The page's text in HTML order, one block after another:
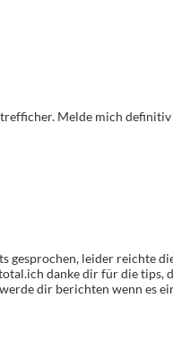
Melde mich
gesprochen, leider reichte
danke dir für die tips,
dir berichten wenn es